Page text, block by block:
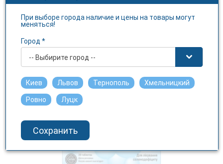
ЦЕФАСЕЛЬ таблетки по
100мкг №20
При выборе города наличие и цены на товары могут
меняться!
Город *
-- Выбирите город --
Киев Львов Тернополь Хмельницкий
Ровно Луцк
Сохранить